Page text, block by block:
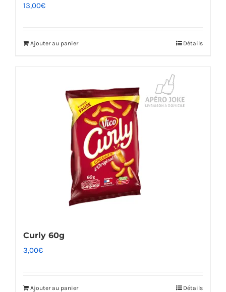
13,00€
Ajouter au panier Détails
Curly 60g
3,00€
Ajouter au panier Détails